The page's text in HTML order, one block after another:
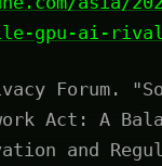
gpu-ai-
Forum.
Act: A
and